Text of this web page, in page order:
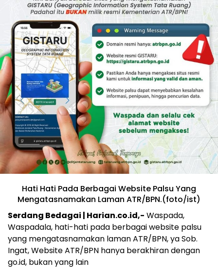
Hati Hati Pada Berbagai Website Palsu Yang
Mengatasnamakan Laman ATR/BPN.(foto/ist)
Serdang Bedagai | Harian.co.id,- Waspada,
Waspadala, hati-hati pada berbagai website palsu
yang mengatasnamakan laman ATR/BPN, ya Sob.
Ingat, Website ATR/BPN hanya berakhiran dengan
go.id, bukan yang lain